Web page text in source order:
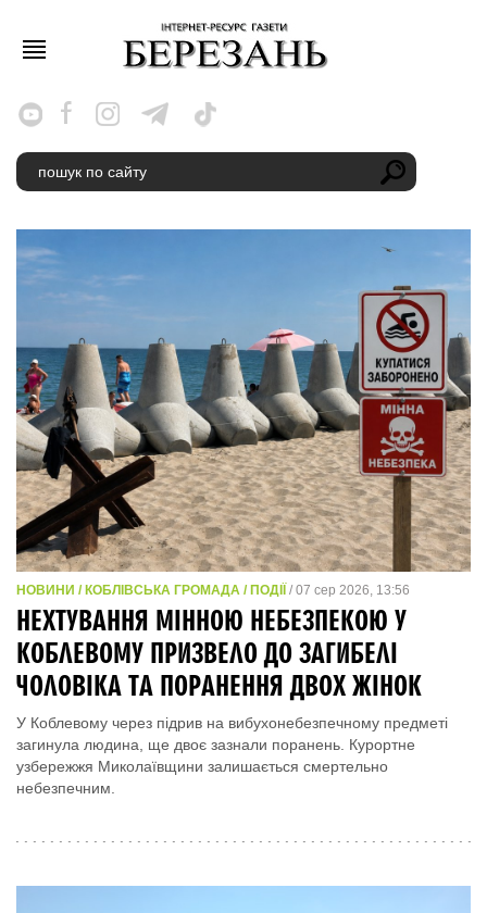
НОВИНИ / КОБЛІВСЬКА ГРОМАДА / ПОДІЇ / 07 сер 2026, 13:56
НЕХТУВАННЯ МІННОЮ НЕБЕЗПЕКОЮ У
КОБЛЕВОМУ ПРИЗВЕЛО ДО ЗАГИБЕЛІ
ЧОЛОВІКА ТА ПОРАНЕННЯ ДВОХ ЖІНОК
У Коблевому через підрив на вибухонебезпечному предметі
загинула людина, ще двоє зазнали поранень. Курортне
узбережжя Миколаївщини залишається смертельно
небезпечним.